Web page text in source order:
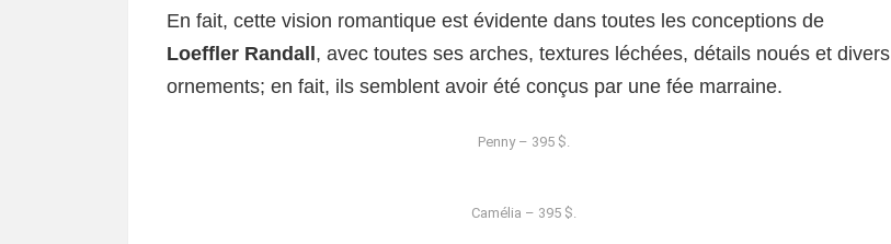
En fait, cette vision romantique est évidente dans toutes les conceptions de
Loeffler Randall , avec toutes ses arches, textures léchées, détails noués et divers
ornements; en fait, ils semblent avoir été conçus par une fée marraine.
Penny – 395 $.
Camélia – 395 $.